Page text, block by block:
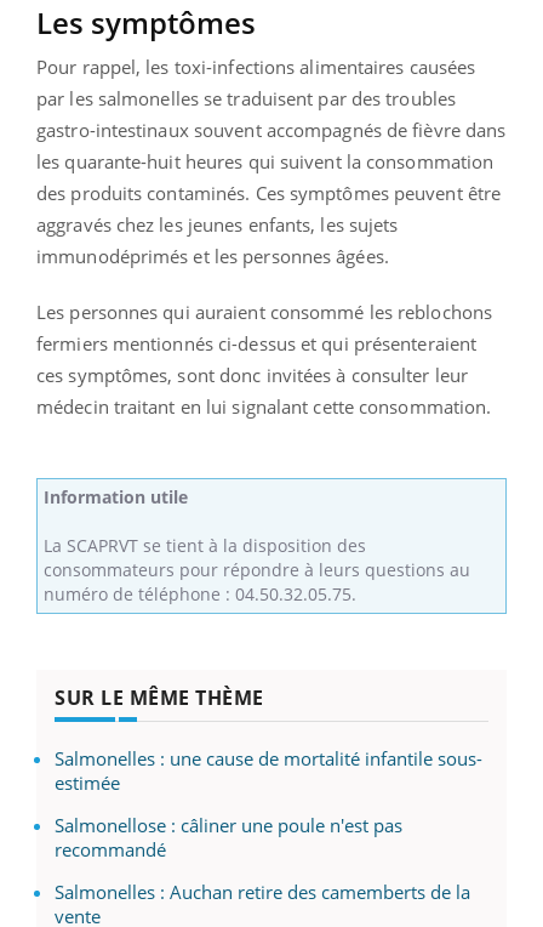
Les symptômes
Pour rappel, les toxi-infections alimentaires causées
par les salmonelles se traduisent par des troubles
gastro-intestinaux souvent accompagnés de fièvre dans
les quarante-huit heures qui suivent la consommation
des produits contaminés. Ces symptômes peuvent être
aggravés chez les jeunes enfants, les sujets
immunodéprimés et les personnes âgées.
Les personnes qui auraient consommé les reblochons
fermiers mentionnés ci-dessus et qui présenteraient
ces symptômes, sont donc invitées à consulter leur
médecin traitant en lui signalant cette consommation.
Information utile
La SCAPRVT se tient à la disposition des
consommateurs pour répondre à leurs questions au
numéro de téléphone : 04.50.32.05.75.
SUR LE MÊME THÈME
Salmonelles : une cause de mortalité infantile sous-
estimée
Salmonellose : câliner une poule n'est pas
recommandé
Salmonelles : Auchan retire des camemberts de la
vente